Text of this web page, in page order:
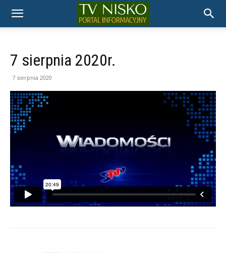
TELEWIZJA
NISKO
7 sierpnia 2020r.
7 sierpnia 2020